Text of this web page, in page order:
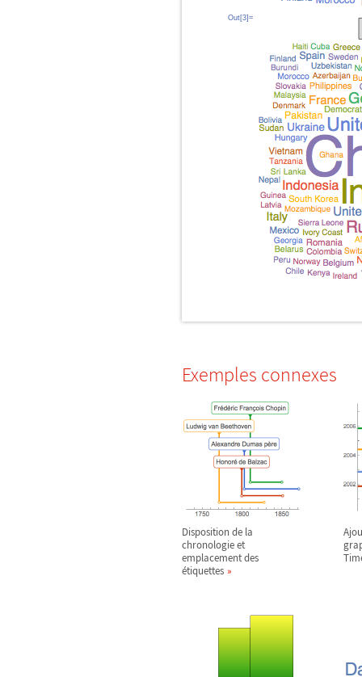
Out[3]=
Exemples connexes
Disposition de la
chronologie et
emplacement des
étiquettes